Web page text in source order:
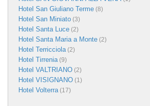
Hotel San Giuliano Terme (8)
Hotel San Miniato (3)
Hotel Santa Luce (2)
Hotel Santa Maria a Monte (2)
Hotel Terricciola(2)
Hotel Tirrenia(9)
Hotel VALTRIANO (2)
Hotel VISIGNANO (1)
Hotel Volterra(17)